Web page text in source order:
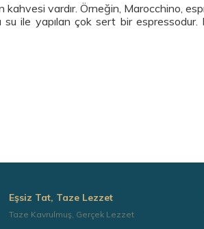
kahvesi vardır. Örneğin, Marocchino,
ile yapılan çok sert bir
Eşsiz Tat, Taze Lezzet
Taze Kavrulmuş, Gerçek Lezzet